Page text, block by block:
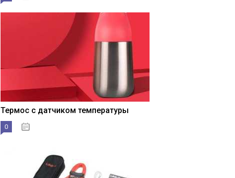
Термос с датчиком температуры
0